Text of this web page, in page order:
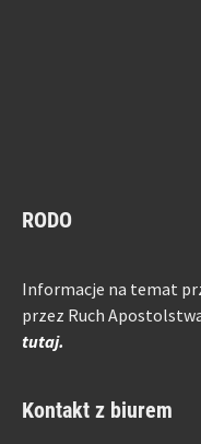
RODO
Informacje na temat
przez Ruch
tutaj.
Kontakt z biurem